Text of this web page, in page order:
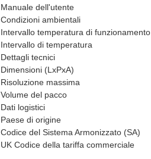
Manuale dell'utente
Condizioni ambientali
Intervallo temperatura di funzionamento
Intervallo di temperatura
Dettagli tecnici
Dimensioni (LxPxA)
Risoluzione massima
Volume del pacco
Dati logistici
Paese di origine
Codice del Sistema Armonizzato (SA)
UK Codice della tariffa commerciale